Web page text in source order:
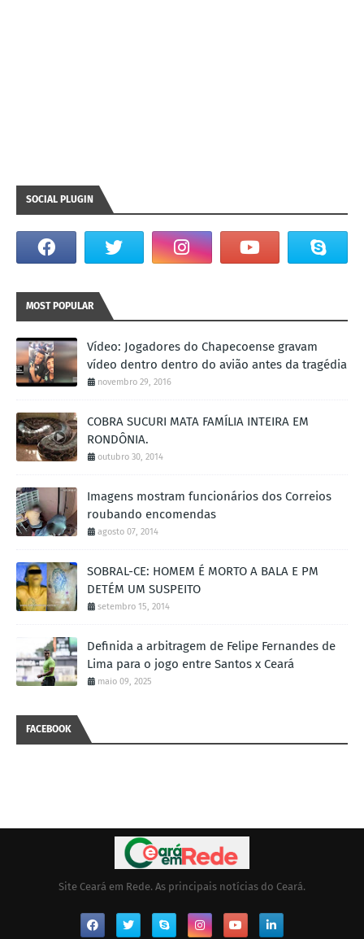
SOCIAL PLUGIN
MOST POPULAR
Vídeo: Jogadores do Chapecoense gravam
vídeo dentro dentro do avião antes da tragédia
novembro 29, 2016
COBRA SUCURI MATA FAMÍLIA INTEIRA EM
RONDÔNIA.
outubro 30, 2014
Imagens mostram funcionários dos Correios
roubando encomendas
agosto 07, 2014
SOBRAL-CE: HOMEM É MORTO A BALA E PM
DETÉM UM SUSPEITO
setembro 15, 2014
Definida a arbitragem de Felipe Fernandes de
Lima para o jogo entre Santos x Ceará
maio 09, 2025
FACEBOOK
Site Ceará em Rede. As principais notícias do Ceará.